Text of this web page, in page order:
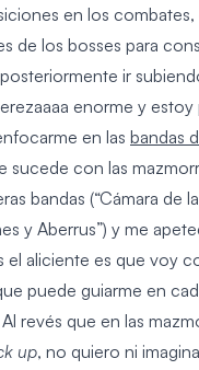
en los combates,
de los bosses para
ir
enorme y estoy
en las bandas
sucede con las
bandas (“Cámara de
y Aberrus”) y me
el aliciente es que voy
puede guiarme en
revés que en las
up, no quiero ni